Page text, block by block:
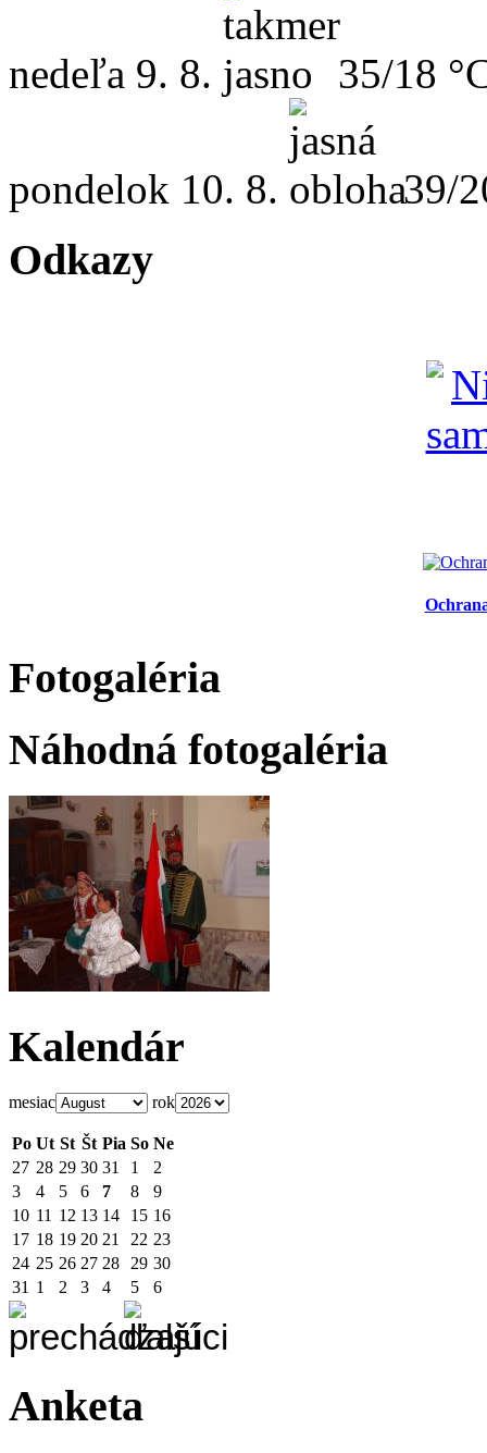
nedeľa 9. 8. 35/18
pondelok 10. 8. 39/
Odkazy
Fotogaléria
Náhodná fotogaléria
Kalendár
mesiac rok
Po Ut St Št Pia So Ne
27 28 29 30 31 1
2
3
4 5 6 7 8
9
10 11 12 13 14 15 16
17 18 19 20 21 22 23
24 25 26 27 28 29 30
31 1 2 3 4 5 6
Anketa